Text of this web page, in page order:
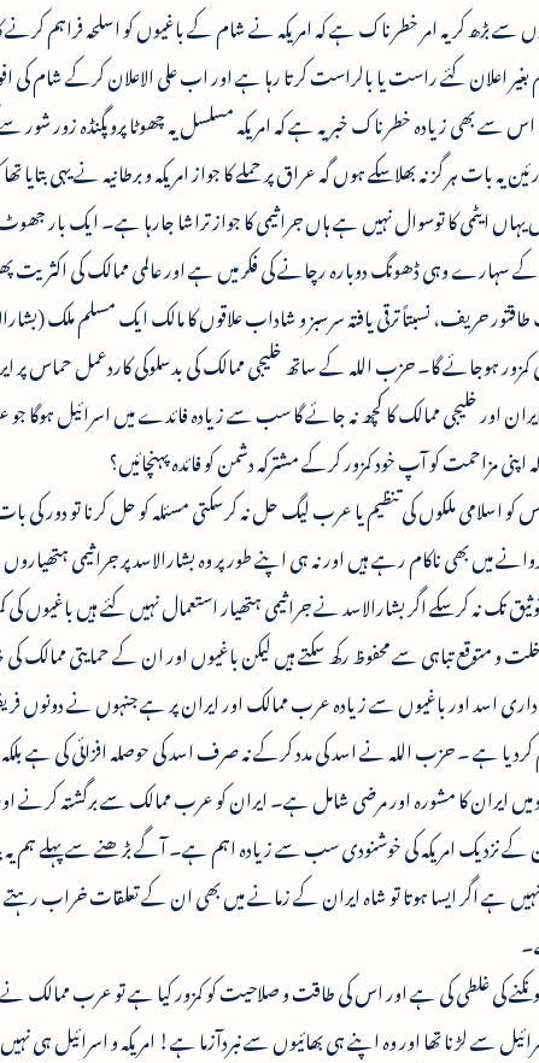
بڑھ کر یہ امر خطرناک ہے کہ امریکہ نے شام کے باغیوں کو اسلحہ فراہم کرنے
اعلان کئے راست یا بالراست کرتا رہا ہے اور اب علی الاعلان کرکے شام کی
سے بھی زیادہ خطرناک خبر یہ ہے کہ امریکہ مسلسل یہ چھوٹا پروپگنڈہ زور شور
بات ہر گز نہ بھلاسکے ہوں گہ عراق پر حملے کا جواز امریکہ و برطانیہ نے یہی بتایا
یہاں ایٹمی کا توسوال نہیں ہے ہاں جراثیمی کا جواز تراشا جارہا ہے۔ ایک بار
سہارے وہی ڈھونگ دوبارہ رچانے کی فکر میں ہے اور عالمی ممالک کی
طاقتور حریف، نسبتاً ترقی یافتہ سرسبز و شاداب علاقوں کا مالک ایک مسلم ملک
ہوجائے گا۔ حزب اللہ کے ساتھ خلیجی ممالک کی بدسلوکی کاردعمل حماس پر
اور خلیجی ممالک کا کچھ نہ جائے گا سب سے زیادہ فائدے میں اسرائیل ہوگا
اپنی مزاحمت کو آپ خود کمزور کرکے مشترکہ دشمن کو فائدہ پہنچائیں؟
جس کو اسلامی ملکوں کی تنظیم یا عرب لیگ حل نہ کرسکتی مسئلہ کو حل کرنا تو دور کی
بھی ناکام رہے ہیں اور نہ ہی اپنے طور پر وہ بشارالاسد پر جراثیمی
نہ کرسکے اگر بشارالاسد نے جراثیمی ہتھیار استعمال نہیں کئے ہیں باغیوں کی
و متوقع تباہی سے محفوظ رکھ سکتے ہیں لیکن باغیوں اور ان کے حمایتی ممالک
داری اسد اور باغیوں سے زیادہ عرب ممالک اور ایران پر ہے جنہوں نے دونوں
ہے ۔ حزب اللہ نے اسد کی مدد کرکے نہ صرف اسد کی حوصلہ افزائی کی ہے بلکہ
میں ایران کا مشورہ اور مرضی شامل ہے۔ ایران کو عرب ممالک سے برگشتہ کرنے
نزدیک امریکہ کی خوشنودی سب سے زیادہ اہم ہے۔ آگے بڑھنے سے پہلے ہم یہ
ہے اگر ایسا ہوتا تو شاہ ایران کے زمانے میں بھی ان کے تعلقات خراب رہتے
کی غلطی کی ہے اور اس کی طاقت و صلاحیت کو کمزور کیا ہے تو عرب ممالک
لڑنا تھا اور وہ اپنے ہی بھائیوں سے نبردآزما ہے! امریکہ و اسرائیل ہی نہیں